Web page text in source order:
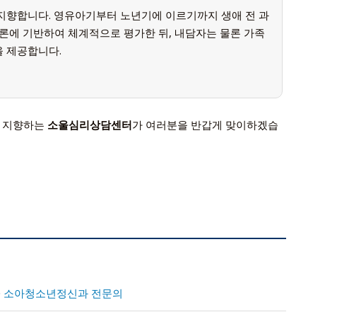
향합니다. 영유아기부터 노년기에 이르기까지 생애 전 과
에 기반하여 체계적으로 평가한 뒤, 내담자는 물론 가족
제공합니다.
향하는 소울심리상담센터가 여러분을 반갑게 맞이하겠습
소아청소년정신과 전문의